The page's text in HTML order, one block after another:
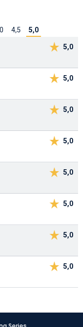
4,5 5,0
5,0
5,0
5,0
5,0
5,0
5,0
5,0
5,0